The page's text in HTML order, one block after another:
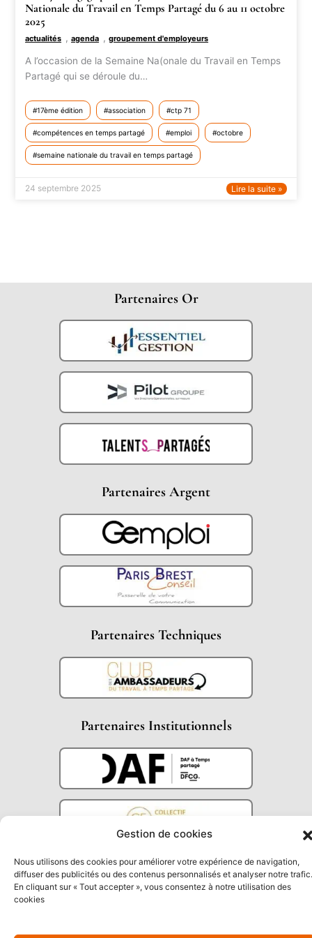
Gestion de cookies
Nous utilisons des cookies pour améliorer votre expérience de navigation,
diffuser des publicités ou des contenus personnalisés et analyser notre trafic.
En cliquant sur « Tout accepter », vous consentez à notre utilisation des
cookies
Nationale du Travail en Temps Partagé du 6 au 11 octobre
2025
actualités ,agenda ,groupement d'employeurs
A l’occasion de la Semaine Na(onale du Travail en Temps
Partagé qui se déroule du…
17ème édition association ctp 71
compétences en temps partagé emploi octobre
semaine nationale du travail en temps partagé
24 septembre 2025 Lire la suite »
Partenaires Or
Partenaires Argent
Partenaires Techniques
Partenaires Institutionnels